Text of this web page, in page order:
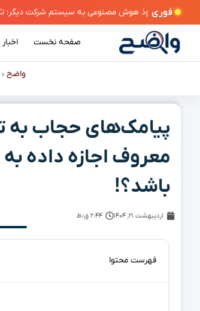
فوری
صفحه نخست اخبار
واضح »
پیامک‌های حجاب به
معروف اجازه داده
باشد؟!
اردیبهشت ۲۱, ۱۴۰۴ ۲:۴۴ ق٫ظ
فهرست محتوا